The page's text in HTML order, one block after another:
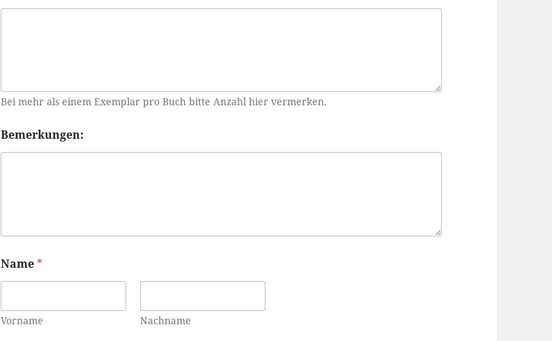
Bei mehr als einem Exemplar pro Buch bitte Anzahl hier vermerken.
Bemerkungen:
Name *
Vorname Nachname